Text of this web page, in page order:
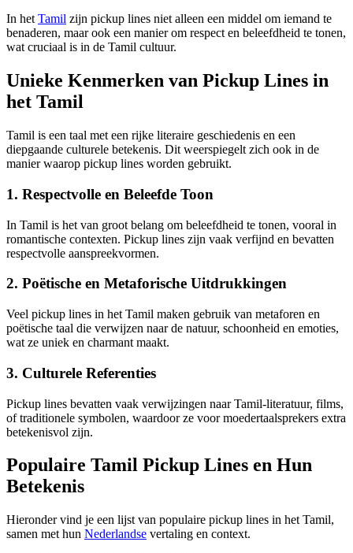
In hetTamil zijn pickup lines niet alleen een middel om iemand te
benaderen, maar ook een manier om respect en beleefdheid te tonen,
wat cruciaal is in de Tamil cultuur.
Unieke Kenmerken van Pickup Lines in
het Tamil
Tamil is een taal met een rijke literaire geschiedenis en een
diepgaande culturele betekenis. Dit weerspiegelt zich ook in de
manier waarop pickup lines worden gebruikt.
1. Respectvolle en Beleefde Toon
In Tamil is het van groot belang om beleefdheid te tonen, vooral in
romantische contexten. Pickup lines zijn vaak verfijnd en bevatten
respectvolle aanspreekvormen.
2. Poëtische en Metaforische Uitdrukkingen
Veel pickup lines in het Tamil maken gebruik van metaforen en
poëtische taal die verwijzen naar de natuur, schoonheid en emoties,
wat ze uniek en charmant maakt.
3. Culturele Referenties
Pickup lines bevatten vaak verwijzingen naar Tamil-literatuur, films,
of traditionele symbolen, waardoor ze voor moedertaalsprekers extra
betekenisvol zijn.
Populaire Tamil Pickup Lines en Hun
Betekenis
Hieronder vind je een lijst van populaire pickup lines in het Tamil,
samen met hun Nederlandse vertaling en context.